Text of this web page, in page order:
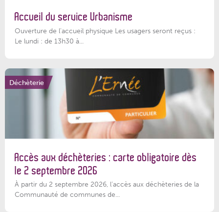
Accueil du service Urbanisme
Ouverture de l'accueil physique Les usagers seront reçus :
Le lundi : de 13h30 à...
Déchèterie
Accès aux déchèteries : carte obligatoire dès
le 2 septembre 2026
À partir du 2 septembre 2026, l’accès aux déchèteries de la
Communauté de communes de...